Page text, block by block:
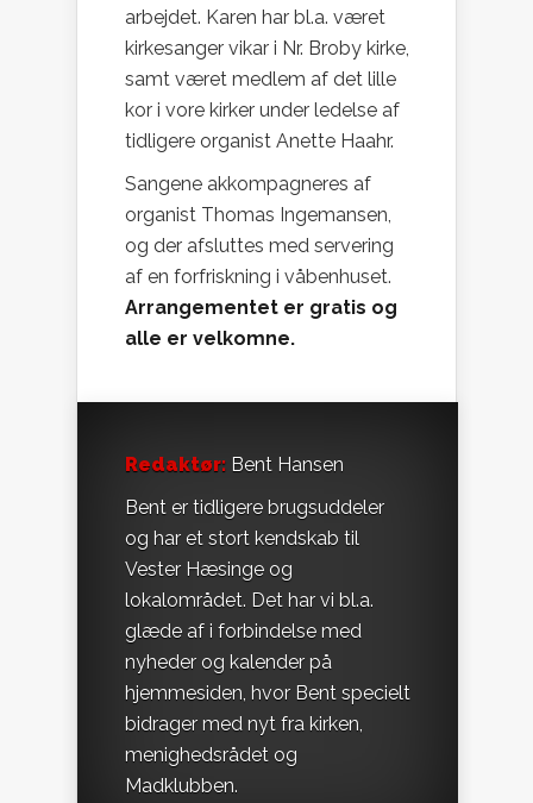
arbejdet. Karen har bl.a. været
kirkesanger vikar i Nr. Broby kirke,
samt været medlem af det lille
kor i vore kirker under ledelse af
tidligere organist Anette Haahr.
Sangene akkompagneres af
organist Thomas Ingemansen,
og der afsluttes med servering
af en forfriskning i våbenhuset.
Arrangementet er gratis og
alle er velkomne.
Redaktør: Bent Hansen
Bent er tidligere brugsuddeler
og har et stort kendskab til
Vester Hæsinge og
lokalområdet. Det har vi bl.a.
glæde af i forbindelse med
nyheder og kalender på
hjemmesiden, hvor Bent specielt
bidrager med nyt fra kirken,
menighedsrådet og
Madklubben.